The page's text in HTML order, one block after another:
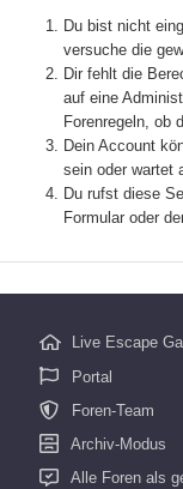
Du bist nicht
versuche die
Dir fehlt die
auf eine
Forenregeln, ob
Dein Account
sein oder wartet
Du rufst diese
Formular oder
Live Escape
Portal
Foren-Team
Archiv-Modus
Alle Foren als